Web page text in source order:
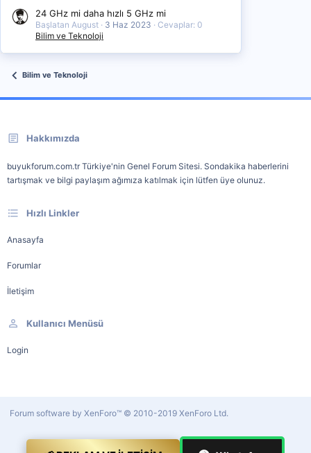
24 GHz mi daha hızlı 5 GHz mi
Başlatan August 3 Haz 2023
Cevaplar: 0
Bilim ve Teknoloji
Bilim ve Teknoloji
Hakkımızda
buyukforum.com.tr Türkiye'nin Genel Forum Sitesi. Sondakika haberlerini
tartışmak ve bilgi paylaşım ağımıza katılmak için lütfen üye olunuz.
Hızlı Linkler
Anasayfa
Forumlar
İletişim
Kullanıcı Menüsü
Login
Forum software by XenForo™ © 2010-2019 XenForo Ltd.